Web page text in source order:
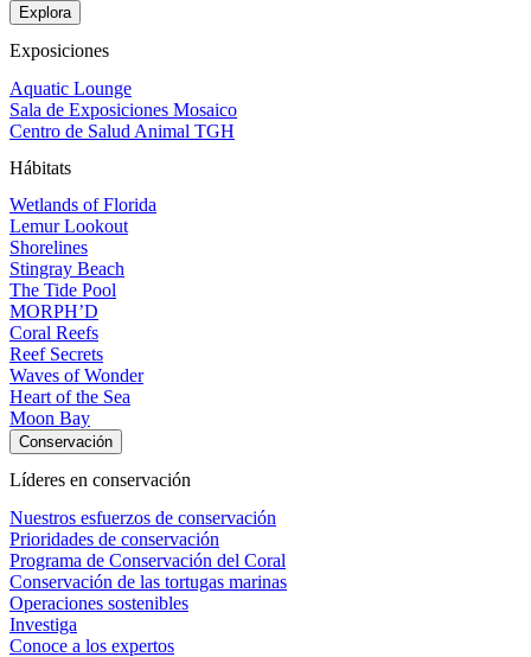
Explora
Exposiciones
Aquatic Lounge
Sala de Exposiciones Mosaico
Centro de Salud Animal TGH
Hábitats
Wetlands of Florida
Lemur Lookout
Shorelines
Stingray Beach
The Tide Pool
MORPH’D
Coral Reefs
Reef Secrets
Waves of Wonder
Heart of the Sea
Moon Bay
Conservación
Líderes en conservación
Nuestros esfuerzos de conservación
Prioridades de conservación
Programa de Conservación del Coral
Conservación de las tortugas marinas
Operaciones sostenibles
Investiga
Conoce a los expertos